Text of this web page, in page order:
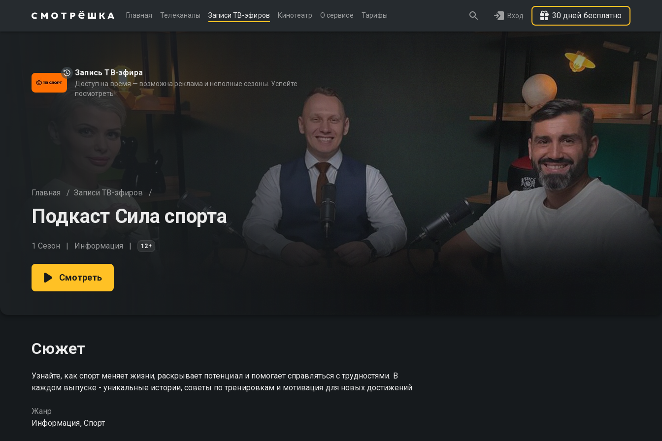
Главная Телеканалы Записи ТВ-эфиров Кинотеатр О сервисе Тарифы Вход 30 дней бесплатно
Запись ТВ-эфира
Доступ на время — возможна реклама и неполные сезоны. Успейте
посмотреть!
Главная / Записи ТВ-эфиров /
Подкаст Сила спорта
1 Сезон Информация 12+
Смотреть
Сюжет
Узнайте, как спорт меняет жизни, раскрывает потенциал и помогает справляться с трудностями. В
каждом выпуске - уникальные истории, советы по тренировкам и мотивация для новых достижений
Жанр
Информация, Спорт